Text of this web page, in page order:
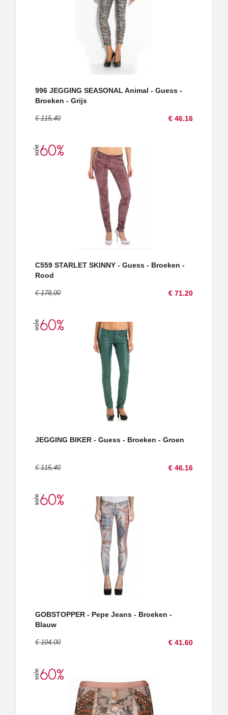
996 JEGGING SEASONAL Animal - Guess -
Broeken - Grijs
€ 115,40 € 46.16
C559 STARLET SKINNY - Guess - Broeken -
Rood
€ 178,00 € 71.20
JEGGING BIKER - Guess - Broeken - Groen
€ 115,40 € 46.16
GOBSTOPPER - Pepe Jeans - Broeken -
Blauw
€ 104,00 € 41.60